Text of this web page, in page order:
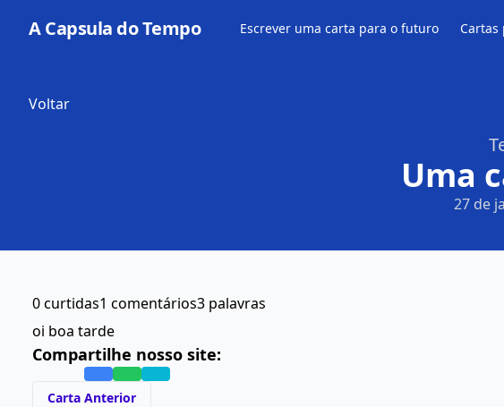
A Capsula do Tempo Escrever uma carta para o futuro Cartas
Voltar
Uma
27 de
0 curtidas1 comentários3 palavras
oi boa tarde
Compartilhe nosso site:
Carta Anterior